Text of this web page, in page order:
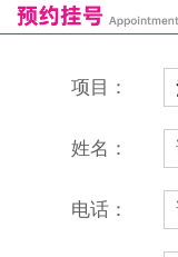
恒乐口腔诊所
富港口腔诊所
项目：
姓名：
电话：